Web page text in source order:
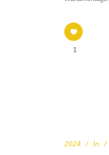
1
2024 In